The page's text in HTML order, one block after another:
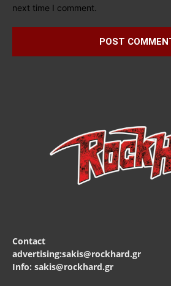
next time I comment.
Contact
advertising:sakis@rockhard.gr
Info: sakis@rockhard.gr